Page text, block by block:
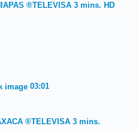
®TELEVISA 3 mins. HD
03:01
®TELEVISA 3 mins.